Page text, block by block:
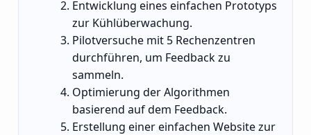
Entwicklung eines einfachen Prototyps
zur Kühlüberwachung.
Pilotversuche mit 5 Rechenzentren
durchführen, um Feedback zu
sammeln.
Optimierung der Algorithmen
basierend auf dem Feedback.
Erstellung einer einfachen Website zur